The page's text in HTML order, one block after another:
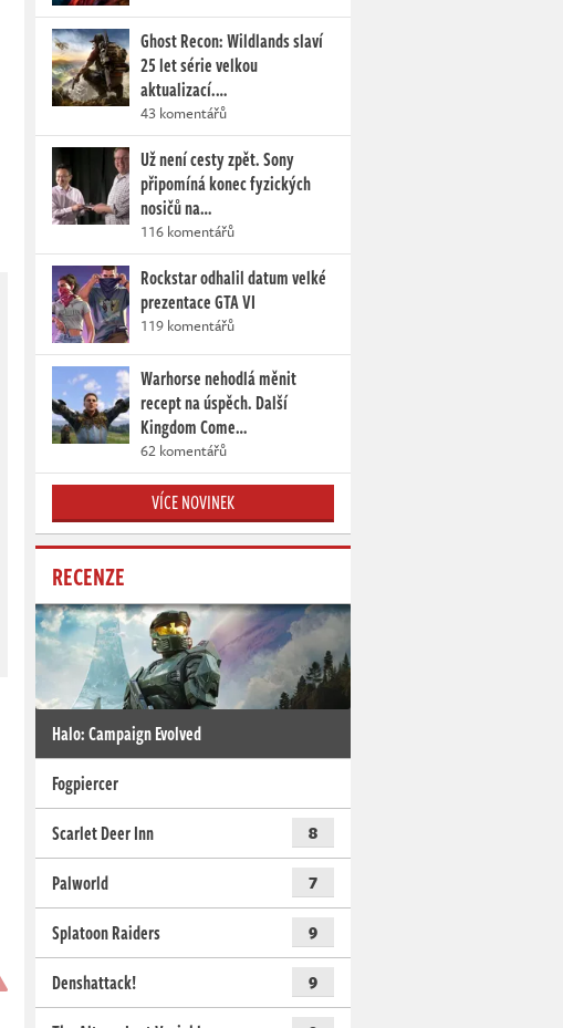
Ghost Recon: Wildlands slaví
25 let série velkou
aktualizací.…
43 komentářů
Už není cesty zpět. Sony
připomíná konec fyzických
nosičů na…
116 komentářů
Rockstar odhalil datum velké
prezentace GTA VI
119 komentářů
Warhorse nehodlá měnit
recept na úspěch. Další
Kingdom Come…
62 komentářů
VÍCE NOVINEK
RECENZE
Halo: Campaign Evolved
Fogpiercer
Scarlet Deer Inn
8
Palworld 7
Splatoon Raiders 9
Denshattack! 9